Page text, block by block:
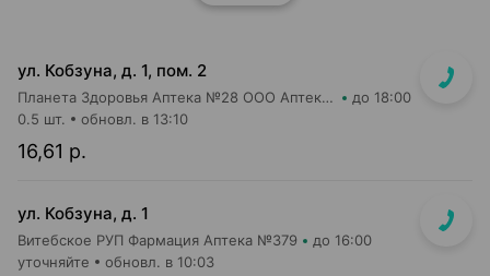
ул. Кобзуна, д. 1, пом. 2
Планета Здоровья Аптека №28 ООО Аптека №13 до 18:00
16,61 р.
0.5 шт. обновл. в 13:10
ул. Кобзуна, д. 1
Витебское РУП Фармация Аптека №379 до 16:00
уточняйте обновл. в 10:03